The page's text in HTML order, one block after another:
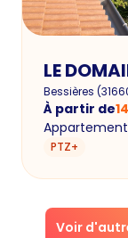
LE
Bessières (
À partir de
PTZ+
Voir